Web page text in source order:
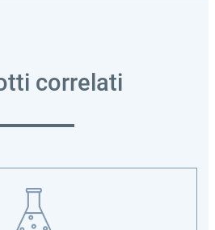
correlati